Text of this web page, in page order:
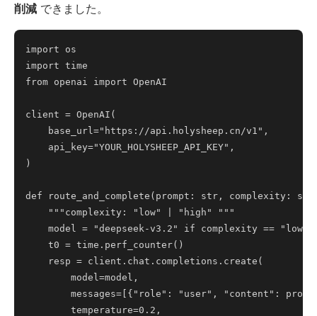
削減 できました。
import os
import time
from openai import OpenAI
client = OpenAI(
    base_url="https://api.holysheep.cn/v1",
    api_key="YOUR_HOLYSHEEP_API_KEY",
)
def route_and_complete(prompt: str, complexity:
    """complexity: "low" | "high" """
model = "deepseek-v3.2" if complexity == "low"
    t0 = time.perf_counter()
    resp = client.chat.completions.create(
        model=model,
messages=[{"role": "user", "content":
        temperature=0.2,